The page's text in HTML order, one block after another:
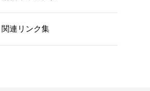
関連リンク集